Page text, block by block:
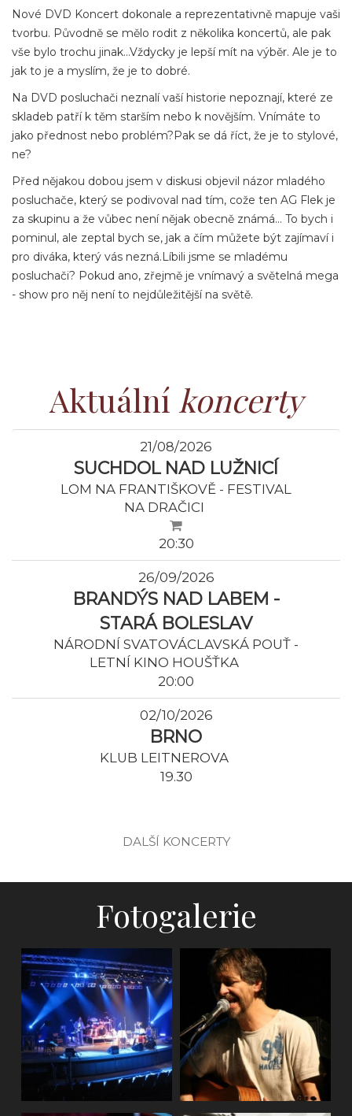
Nové DVD Koncert dokonale a reprezentativně mapuje vaši
tvorbu. Původně se mělo rodit z několika koncertů, ale pak
vše bylo trochu jinak…Vždycky je lepší mít na výběr. Ale je to
jak to je a myslím, že je to dobré.
Na DVD posluchači neznalí vaší historie nepoznají, které ze
skladeb patří k těm starším nebo k novějším. Vnímáte to
jako přednost nebo problém?Pak se dá říct, že je to stylové,
ne?
Před nějakou dobou jsem v diskusi objevil názor mladého
posluchače, který se podivoval nad tím, cože ten AG Flek je
za skupinu a že vůbec není nějak obecně známá… To bych i
pominul, ale zeptal bych se, jak a čím můžete být zajímaví i
pro diváka, který vás nezná.Líbili jsme se mladému
posluchači? Pokud ano, zřejmě je vnímavý a světelná mega
- show pro něj není to nejdůležitější na světě.
Aktuální koncerty
21/08/2026
SUCHDOL NAD LUŽNICÍ
LOM NA FRANTIŠKOVĚ - FESTIVAL
NA DRAČICI
20:30
26/09/2026
BRANDÝS NAD LABEM -
STARÁ BOLESLAV
NÁRODNÍ SVATOVÁCLAVSKÁ POUŤ -
LETNÍ KINO HOUŠŤKA
20:00
02/10/2026
BRNO
KLUB LEITNEROVA
19.30
DALŠÍ KONCERTY
Fotogalerie
Natáčení DVD